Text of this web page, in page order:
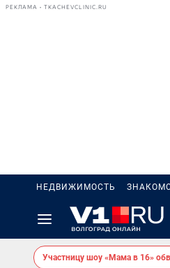
РЕКЛАМА • TKACHEVCLINIC.RU
НЕДВИЖИМОСТЬ
Участницу шоу «Мама в 16»